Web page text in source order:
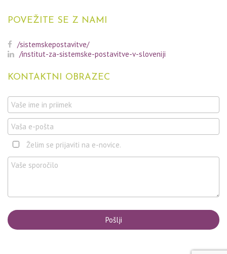
POVEŽITE SE Z NAMI
/sistemskepostavitve/
/institut-za-sistemske-postavitve-v-sloveniji
KONTAKTNI OBRAZEC
Želim se prijaviti na e-novice.